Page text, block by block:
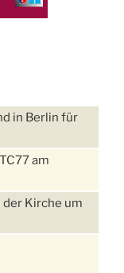
in Berlin für
am
Kirche um